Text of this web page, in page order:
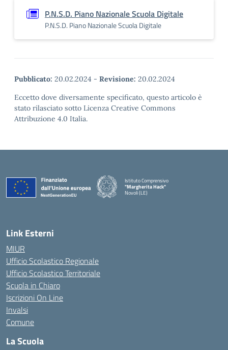
P.N.S.D. Piano Nazionale Scuola Digitale
P.N.S.D. Piano Nazionale Scuola Digitale
Pubblicato: 20.02.2024 - Revisione: 20.02.2024
Eccetto dove diversamente specificato, questo articolo è
stato rilasciato sotto Licenza Creative Commons
Attribuzione 4.0 Italia.
Istituto Comprensivo
"Margherita Hack"
Novoli (LE)
Link Esterni
MIUR
Ufficio Scolastico Regionale
Ufficio Scolastico Territoriale
Scuola in Chiaro
Iscrizioni On Line
Invalsi
Comune
La Scuola